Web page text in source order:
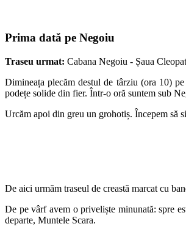
Prima dată pe Negoiu
Traseu urmat: Cabana Negoiu - Șaua
Dimineața plecăm destul de târziu (ora 10)
podețe solide din fier. Într-o oră suntem sub
Urcăm apoi din greu un grohotiș. Începem să
De aici urmăm traseul de creastă marcat cu
De pe vârf avem o priveliște minunată: spre
departe, Muntele Scara.